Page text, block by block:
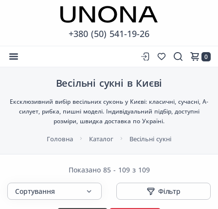
+380 (50) 541-19-26
0
Весільні сукні в Києві
Ексклюзивний вибір весільних суконь у Києві: класичні, сучасні, А-
силует, рибка, пишні моделі. Індивідуальний підбір, доступні
розміри, швидка доставка по Україні.
Головна Каталог Весільні сукні
Показано 85 - 109 з 109
Фільтр